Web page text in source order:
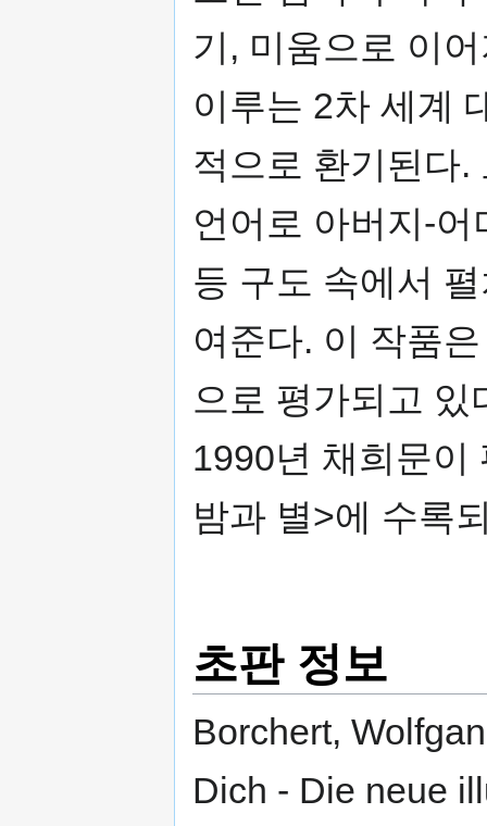
기, 미움으로 이
이루는 2차 세계
적으로 환기된다.
언어로 아버지-
등 구도 속에서
여준다. 이 작품
으로 평가되고 있
1990년 채희문이
밤과 별>에 수록
초판 정보
Borchert,
Dich - Die neue